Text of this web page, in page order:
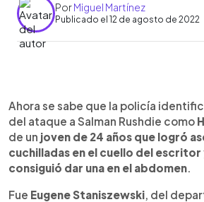
PorMiguel Martínez
Publicado el 12 de agosto de 2022
Escuchar artículo
Ahora se sabe que la policía
del ataque a Salman Rushdie como
de un joven de 24 años que logró
cuchilladas en el cuello del escritor
consiguió dar una en el abdomen
Fue Eugene Staniszewski , del